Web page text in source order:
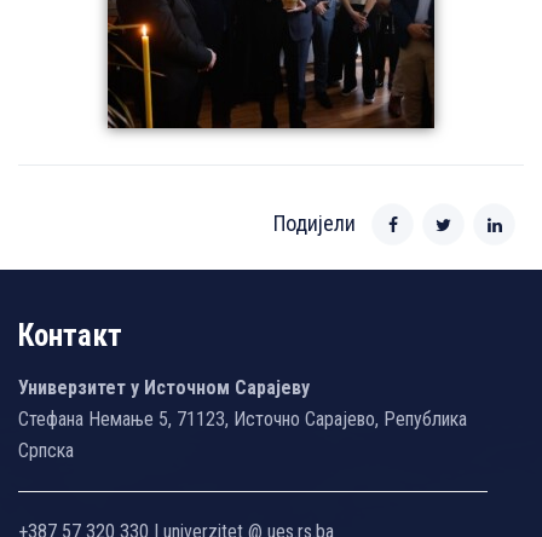
Подијели
Контакт
Универзитет у Источном Сарајеву
Стефана Немање 5, 71123, Источно Сарајево, Република
Српска
+387 57 320 330 | univerzitet @ ues.rs.ba